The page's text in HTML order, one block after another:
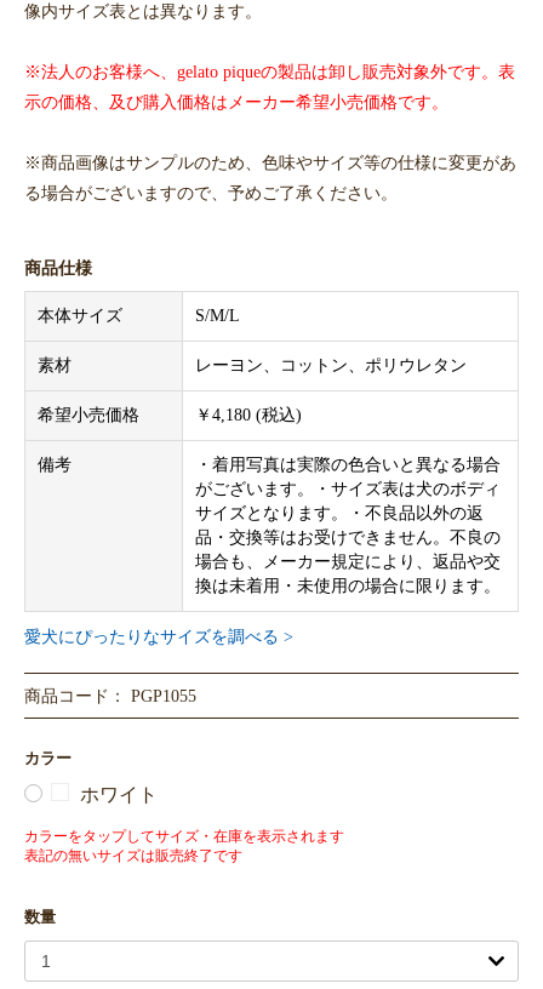
像内サイズ表とは異なります。
※法人のお客様へ、gelato piqueの製品は卸し販売対象外です。表
示の価格、及び購入価格はメーカー希望小売価格です。
※商品画像はサンプルのため、色味やサイズ等の仕様に変更があ
る場合がございますので、予めご了承ください。
商品仕様
本体サイズ S/M/L
素材 レーヨン、コットン、ポリウレタン
希望小売価格 ￥4,180 (税込)
備考
・着用写真は実際の色合いと異なる場合
がございます。・サイズ表は犬のボディ
サイズとなります。・不良品以外の返
品・交換等はお受けできません。不良の
場合も、メーカー規定により、返品や交
換は未着用・未使用の場合に限ります。
愛犬にぴったりなサイズを調べる >
商品コード： PGP1055
カラー
ホワイト
カラーをタップしてサイズ・在庫を表示されます
表記の無いサイズは販売終了です
数量